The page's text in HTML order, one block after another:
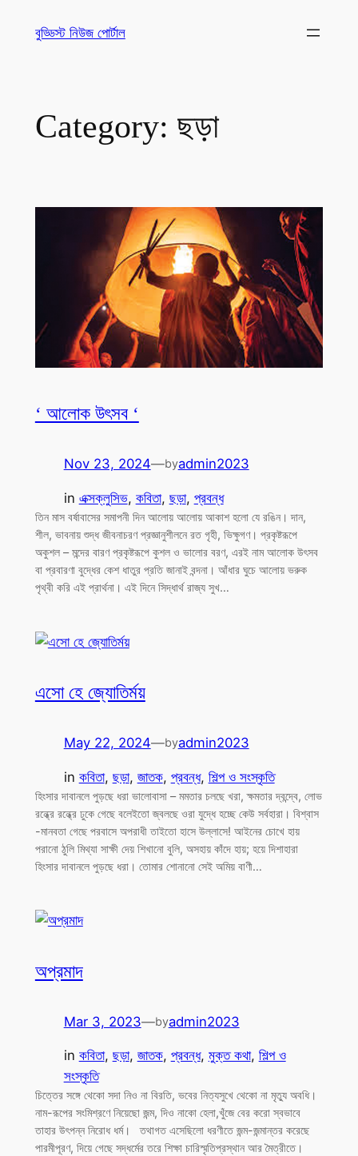
বুড্ডিস্ট নিউজ পোর্টাল
Category: ছড়া
‘ আলোক উৎসব ‘
Nov 23, 2024—byadmin2023
in এক্সক্লুসিভ, কবিতা, ছড়া, প্রবন্ধ
তিন মাস বর্ষাবাসের সমাপনী দিন আলোয় আলোয় আকাশ হলো যে রঙিন। দান,
শীল, ভাবনায় শুদ্ধ জীবনাচরণ প্রজ্ঞানুশীলনে রত গৃহী, ভিক্ষুগণ। প্রকৃষ্টরূপে
অকুশল – মন্দের বারণ প্রকৃষ্টরূপে কুশল ও ভালোর বরণ, এরই নাম আলোক উৎসব
বা প্রবারণা বুদ্ধের কেশ ধাতুর প্রতি জানাই বন্দনা। আঁধার ঘুচে আলোয় ভরুক
পৃথ্বী করি এই প্রার্থনা। এই দিনে সিদ্ধার্থ রাজ্য সুখ…
এসো হে জ্যোতির্ময়
May 22, 2024—byadmin2023
in কবিতা, ছড়া, জাতক, প্রবন্ধ, শিল্প ও সংস্কৃতি
হিংসার দাবানলে পুড়ছে ধরা ভালোবাসা – মমতার চলছে খরা, ক্ষমতার দ্বন্দ্বে, লোভ
রন্ধ্রে রন্ধ্রে ঢুকে গেছে বলেইতো জ্বলছে ওরা যুদ্ধে হচ্ছে কেউ সর্বহারা। বিশ্বাস
-মানবতা গেছে পরবাসে অপরাধী তাইতো হাসে উল্লাসে! আইনের চোখে হায়
পরানো ঠুলি মিথ্যা সাক্ষী দেয় শিখানো বুলি, অসহায় কাঁদে হায়; হয়ে দিশাহারা
হিংসার দাবানলে পুড়ছে ধরা। তোমার শোনানো সেই অমিয় বাণী…
অপ্রমাদ
Mar 3, 2023—byadmin2023
in কবিতা, ছড়া, জাতক, প্রবন্ধ, মুক্ত কথা, শিল্প ও
সংস্কৃতি
চিত্তের সঙ্গে থেকো সদা নিও না বিরতি, ভবের নিত্যসুখে থেকো না মৃত্যু অবধি।
নাম-রূপের সংমিশ্রণে নিয়েছো জন্ম, দিও নাকো হেলা,খুঁজে বের করো স্বভাবে
তাহার উৎপন্ন নিরোধ ধর্ম। তথাগত এসেছিলো ধরণীতে জন্ম-জন্মান্তর করেছে
পারমীপূরণ, দিয়ে গেছে সদ্ধর্মের তরে শিক্ষা চারিস্মৃতিপ্রস্থান আর মৈত্রীতে।